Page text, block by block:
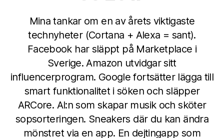
Mina tankar om en av årets viktigaste
technyheter (Cortana + Alexa = sant).
Facebook har släppt på Marketplace i
Sverige. Amazon utvidgar sitt
influencerprogram. Google fortsätter lägga till
smart funktionalitet i söken och släpper
ARCore. AI:n som skapar musik och sköter
sopsorteringen. Sneakers där du kan ändra
mönstret via en app. En dejtingapp som